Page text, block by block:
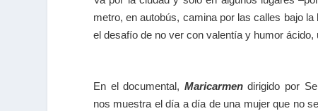
metro, en autobús, camina por las calles bajo
el desafío de no ver con valentía y humor
En el documental, Maricarmendirigido por
nos muestra el día a día de una mujer que no